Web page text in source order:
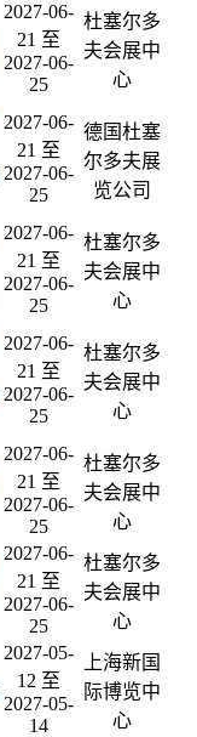
2027-06-
21 至
2027-06-
25
杜塞尔多
夫会展中
心
2027-06-
21 至
2027-06-
25
德国杜塞
尔多夫展
览公司
2027-06-
21 至
2027-06-
25
杜塞尔多
夫会展中
心
2027-06-
21 至
2027-06-
25
杜塞尔多
夫会展中
心
2027-06-
21 至
2027-06-
25
杜塞尔多
夫会展中
心
2027-06-
21 至
2027-06-
25
杜塞尔多
夫会展中
心
2027-05-
12 至
2027-05-
14
上海新国
际博览中
心